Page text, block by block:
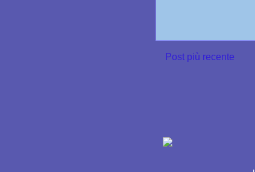
Post più recente